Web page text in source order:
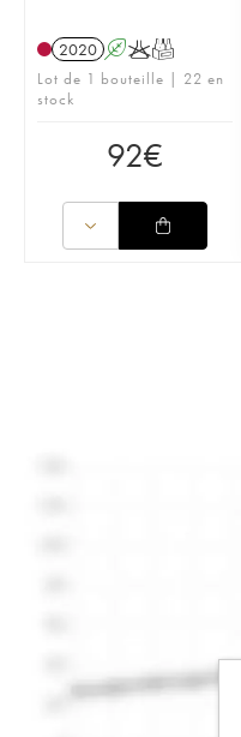
2020 AKT
Lot de 1 bouteille | 22 en
stock
92€